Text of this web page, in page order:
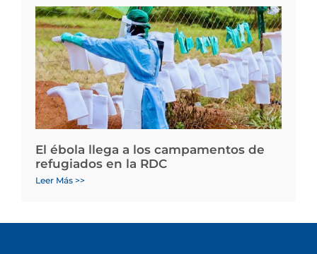
El ébola llega a los campamentos de
refugiados en la RDC
Leer Más >>